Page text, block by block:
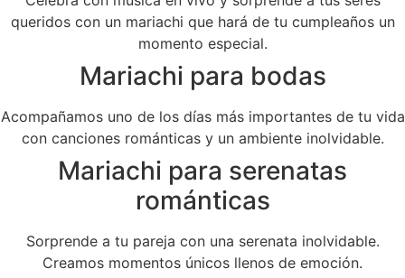
queridos con un mariachi que hará de tu cumpleaños un
momento especial.
Mariachi para bodas
Acompañamos uno de los días más importantes de tu vida
con canciones románticas y un ambiente inolvidable.
Mariachi para serenatas
románticas
Sorprende a tu pareja con una serenata inolvidable.
Creamos momentos únicos llenos de emoción.